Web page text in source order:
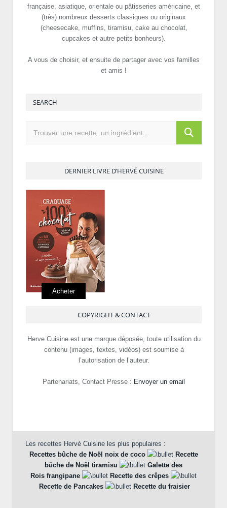
française, asiatique, orientale ou pâtisseries américaine, et
(très) nombreux desserts classiques ou originaux
(cheesecake, muffins, tiramisu, cake au chocolat,
cupcakes et autre petits bonheurs).
A vous de choisir, et ensuite de partager avec vos familles
et amis !
SEARCH
DERNIER LIVRE D’HERVÉ CUISINE
Acheter
COPYRIGHT & CONTACT
Herve Cuisine est une marque déposée, toute utilisation du
contenu (images, textes, vidéos) est soumise à
l’autorisation de l’auteur.
Partenariats, Contact Presse : Envoyer un email
Les recettes Hervé Cuisine les plus populaires :
Recettes bûche de Noël noix de coco
Recette
bûche de Noël tiramisu
Galette des
Rois frangipane
Recette des crêpes
Recette de Pancakes
Recette du fraisier